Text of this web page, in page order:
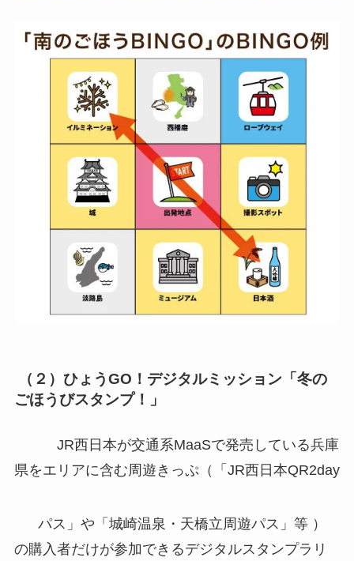
（２）ひょうGO！デジタルミッション「冬の
ごほうびスタンプ！」
JR西日本が交通系MaaSで発売している兵庫
県をエリアに含む周遊きっぷ（「JR西日本QR2day
パス」や「城崎温泉・天橋立周遊パス」等 ）
の購入者だけが参加できるデジタルスタンプラリ